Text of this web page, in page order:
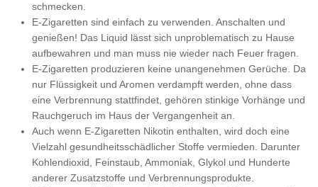
schmecken.
E-Zigaretten sind einfach zu verwenden. Anschalten und
genießen! Das Liquid lässt sich unproblematisch zu Hause
aufbewahren und man muss nie wieder nach Feuer fragen.
E-Zigaretten produzieren keine unangenehmen Gerüche. Da
nur Flüssigkeit und Aromen verdampft werden, ohne dass
eine Verbrennung stattfindet, gehören stinkige Vorhänge und
Rauchgeruch im Haus der Vergangenheit an.
Auch wenn E-Zigaretten Nikotin enthalten, wird doch eine
Vielzahl gesundheitsschädlicher Stoffe vermieden. Darunter
Kohlendioxid, Feinstaub, Ammoniak, Glykol und Hunderte
anderer Zusatzstoffe und Verbrennungsprodukte.